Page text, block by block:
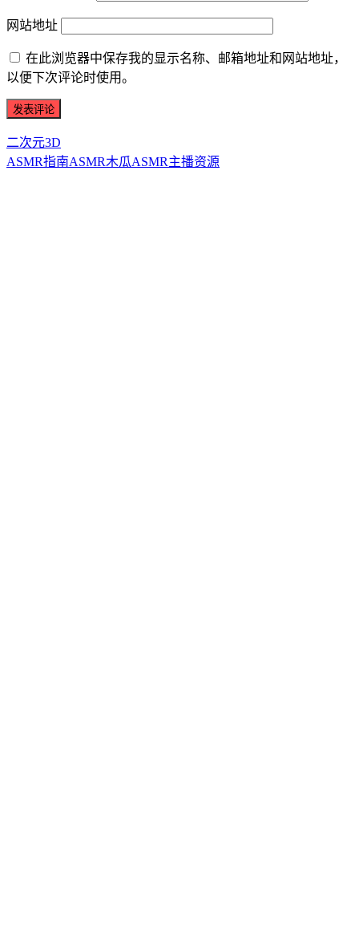
网站地址
在此浏览器中保存我的显示名称、邮箱地址和网站地址，
以便下次评论时使用。
二次元3D
ASMR指南ASMR木瓜ASMR主播资源